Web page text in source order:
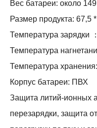
Вес батареи: около 149
Размер продукта: 67,5
Температура зарядки
Температура
Температура
Корпус батареи: ПВХ
Защита литий-ионных
перезарядки, защита